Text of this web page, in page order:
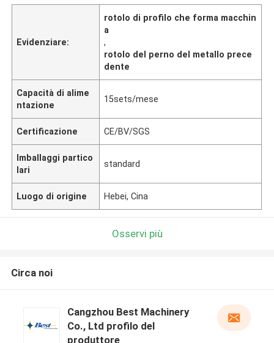
Evidenziare:
rotolo di profilo che forma macchin
a
,
rotolo del perno del metallo prece
dente
Capacità di alime
ntazione
15sets/mese
Certificazione CE/BV/SGS
Imballaggi partico
lari
standard
Luogo di origine Hebei, Cina
Osservi più
Circa noi
Cangzhou Best Machinery
Co., Ltd profilo del
produttore